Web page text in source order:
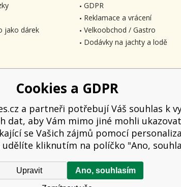
jako dárek
GDPR
Reklamace a vrácení
Velkoobchod / Gastro
Dodávky na jachty a lodě
Cookies a GDPR
a partneři potřebují Váš souhlas k
dat, aby Vám mimo jiné mohli ukazovat
se Vašich zájmů pomocí
udělíte kliknutím na políčko "Ano,
Ano, souhlasím
Upravit